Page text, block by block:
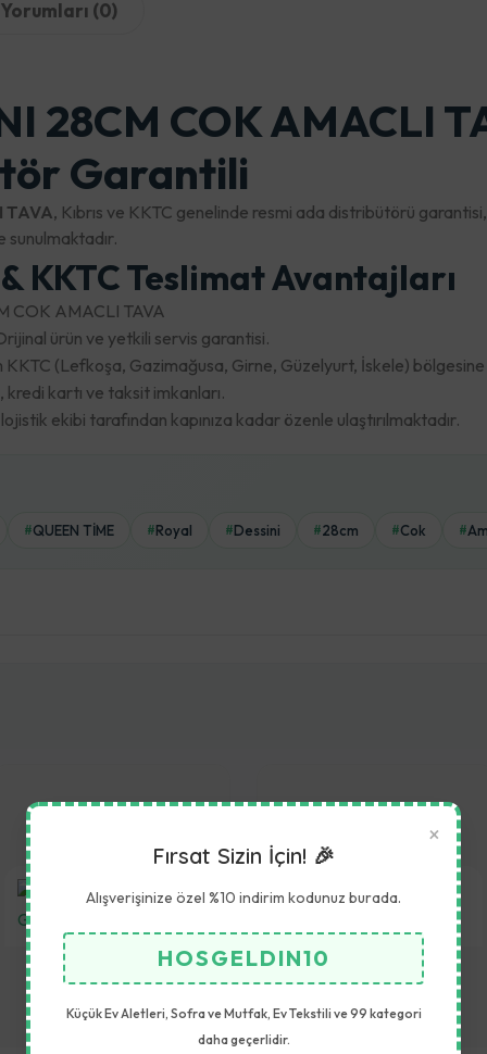
(0)
28CM COK AMACLI
Garantili
TAVA, Kıbrıs ve KKTC genelinde resmi ada distribütörü
KKTC Teslimat Avantajları
COK AMACLI TAVA
ürün ve yetkili servis garantisi.
KKTC (Lefkoşa, Gazimağusa, Girne, Güzelyurt, İskele) bölgesine
kredi kartı ve taksit imkanları.
ekibi tarafından kapınıza kadar özenle ulaştırılmaktadır.
#QUEEN TİME #Royal #Dessini #28cm #Cok #
×
Fırsat Sizin İçin! 🎉
Alışverişinize özel %10 indirim kodunuz burada.
HOSGELDIN10
Küçük Ev Aletleri, Sofra ve Mutfak, Ev Tekstili ve 99 kategori
daha geçerlidir.